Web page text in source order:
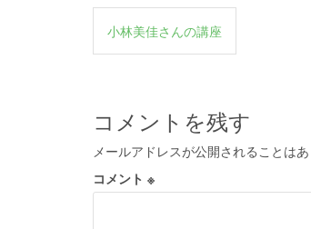
投
稿
ビ
ゲ
ー
シ
小林美佳さんの講座
コメントを残す
メールアドレスが公開されることはあ
コメント ※